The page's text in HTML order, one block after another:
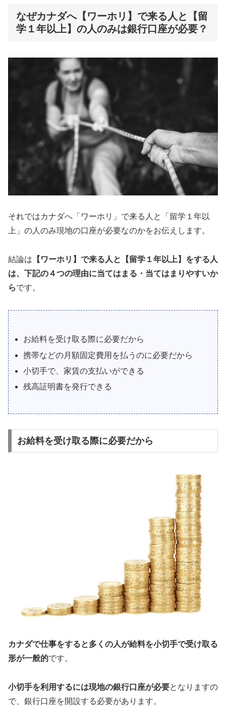
なぜカナダへ【ワーホリ】で来る人と【留
学１年以上】の人のみは銀行口座が必要？
それではカナダへ「ワーホリ」で来る人と「留学１年以
上」の人のみ現地の口座が必要なのかをお伝えします。
結論は 【ワーホリ】で来る人と【留学１年以上】をする人
は、下記の４つの理由に当てはまる・当てはまりやすいか
らです。
お給料を受け取る際に必要だから
携帯などの月額固定費用を払うのに必要だから
小切手で、家賃の支払いができる
残高証明書を発行できる
お給料を受け取る際に必要だから
カナダで仕事をすると多くの人が給料を小切手で受け取る
形が一般的です。
小切手を利用するには現地の銀行口座が必要となりますの
で、銀行口座を開設する必要があります。